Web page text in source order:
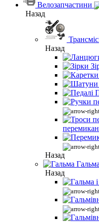
Велозапчастини
Назад
Назад
Назад
Гальма
Назад